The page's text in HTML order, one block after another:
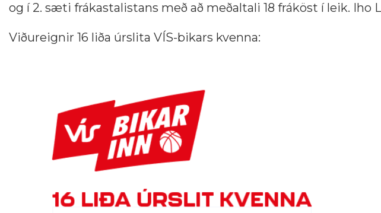
og í 2. sæti frákastalistans með að meðaltali 18 fráköst í leik. Iho
Viðureignir 16 liða úrslita VÍS-bikars kvenna: